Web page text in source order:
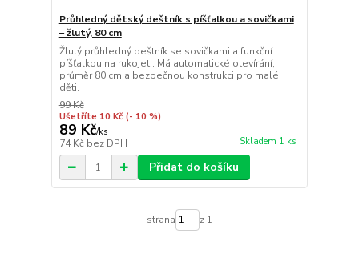
Průhledný dětský deštník s píšťalkou a sovičkami
– žlutý, 80 cm
Žlutý průhledný deštník se sovičkami a funkční
píšťalkou na rukojeti. Má automatické otevírání,
průměr 80 cm a bezpečnou konstrukci pro malé
děti.
99 Kč
Ušetříte 10 Kč (- 10 %)
89 Kč/ks
74 Kč bez DPH Skladem 1 ks
Přidat do košíku
strana z 1